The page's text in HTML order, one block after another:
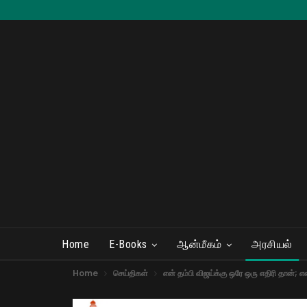
Home E-Books ஆன்மீகம் அரசியல்
Home செய்திகள் என் தம்பி விஜய்க்கு ஒரே ஒரு எதிரி தான்;